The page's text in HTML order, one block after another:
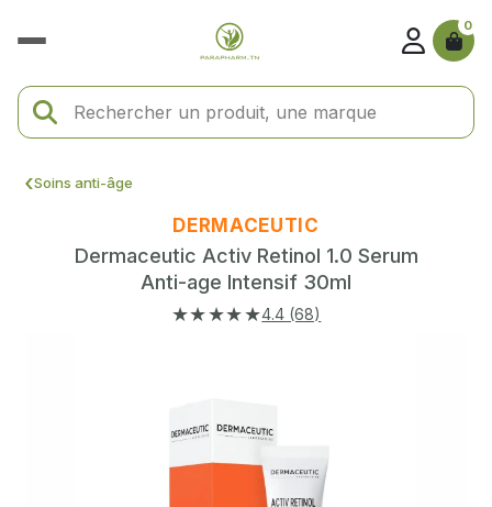
0
Soins anti-âge
DERMACEUTIC
Dermaceutic Activ Retinol 1.0 Serum
Anti-age Intensif 30ml
★★★★★4.4 (68)